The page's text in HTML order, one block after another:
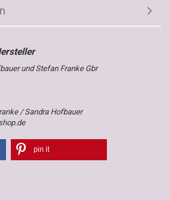
und Stefan Franke Gbr
/ Sandra Hofbauer
pin it